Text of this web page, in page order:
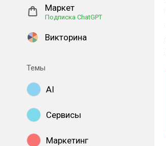
Маркет
Подписка ChatGPT
Викторина
Темы
AI
Сервисы
Маркетинг